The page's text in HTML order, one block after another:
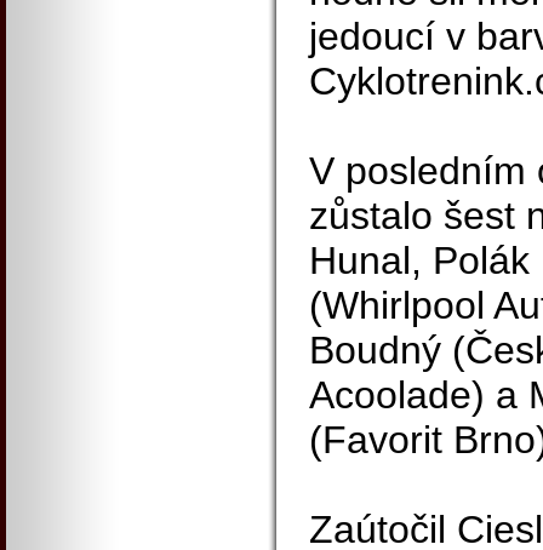
jedoucí v
V posledním
zůstalo šest
Hunal,
(Whirlpool
Boudný
Acoolade) a
(Favorit
Zaútočil